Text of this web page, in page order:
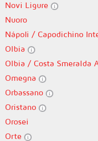
Novi Ligure
Nuoro
Nápoli / Capodichino
Olbia
Olbia / Costa Smeralda
Omegna
Orbassano
Oristano
Orosei
Orte